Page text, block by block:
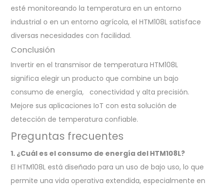
esté monitoreando la temperatura en un entorno
industrial o en un entorno agrícola, el HTM108L satisface
diversas necesidades con facilidad.
Conclusión
Invertir en el transmisor de temperatura HTM108L
significa elegir un producto que combine un bajo
consumo de energía, conectividad y alta precisión.
Mejore sus aplicaciones IoT con esta solución de
detección de temperatura confiable.
Preguntas frecuentes
1. ¿Cuál es el consumo de energía del HTM108L?
El HTM108L está diseñado para un uso de bajo uso, lo que
permite una vida operativa extendida, especialmente en